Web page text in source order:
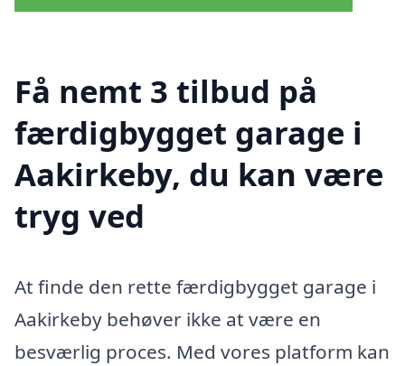
Få nemt 3 tilbud på
færdigbygget garage i
Aakirkeby, du kan være
tryg ved
At finde den rette færdigbygget garage i
Aakirkeby behøver ikke at være en
besværlig proces. Med vores platform kan